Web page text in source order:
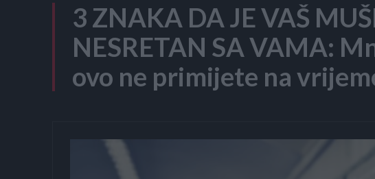
3 ZNAKA DA JE VAŠ
NESRETAN SA VAMA:
ovo ne primijete na